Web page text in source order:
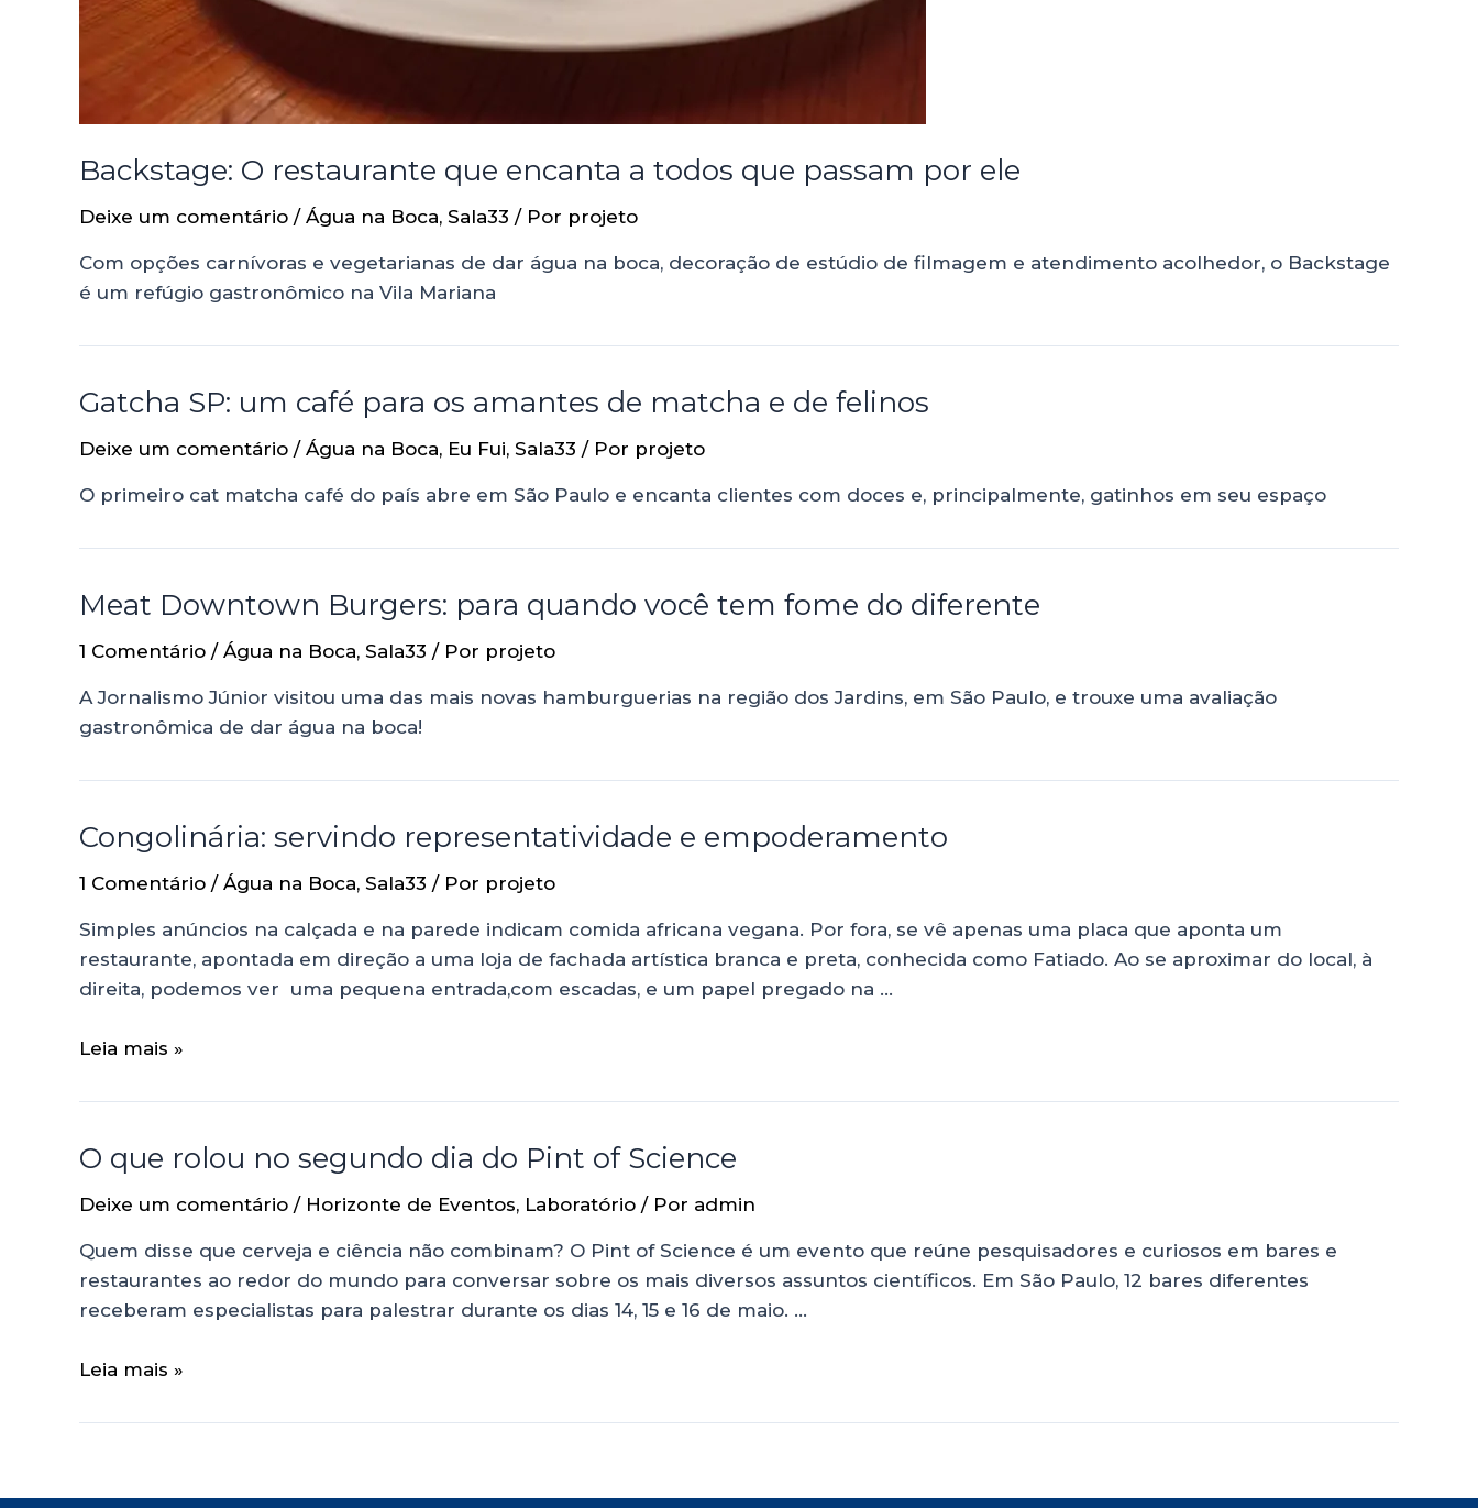
Backstage: O restaurante que encanta a todos que passam por ele
Deixe um comentário / Água na Boca, Sala33 / Por projeto
Com opções carnívoras e vegetarianas de dar água na boca, decoração de estúdio de filmagem e atendimento acolhedor, o Backstage
é um refúgio gastronômico na Vila Mariana
Gatcha SP: um café para os amantes de matcha e de felinos
Deixe um comentário / Água na Boca, Eu Fui, Sala33 / Por projeto
O primeiro cat matcha café do país abre em São Paulo e encanta clientes com doces e, principalmente, gatinhos em seu espaço
Meat Downtown Burgers: para quando você tem fome do diferente
1 Comentário / Água na Boca, Sala33 / Por projeto
A Jornalismo Júnior visitou uma das mais novas hamburguerias na região dos Jardins, em São Paulo, e trouxe uma avaliação
gastronômica de dar água na boca!
Congolinária: servindo representatividade e empoderamento
1 Comentário / Água na Boca, Sala33 / Por projeto
Simples anúncios na calçada e na parede indicam comida africana vegana. Por fora, se vê apenas uma placa que aponta um
restaurante, apontada em direção a uma loja de fachada artística branca e preta, conhecida como Fatiado. Ao se aproximar do local, à
direita, podemos ver uma pequena entrada,com escadas, e um papel pregado na …
Leia mais »
O que rolou no segundo dia do Pint of Science
Deixe um comentário / Horizonte de Eventos, Laboratório / Por admin
Quem disse que cerveja e ciência não combinam? O Pint of Science é um evento que reúne pesquisadores e curiosos em bares e
restaurantes ao redor do mundo para conversar sobre os mais diversos assuntos científicos. Em São Paulo, 12 bares diferentes
receberam especialistas para palestrar durante os dias 14, 15 e 16 de maio. …
Leia mais »